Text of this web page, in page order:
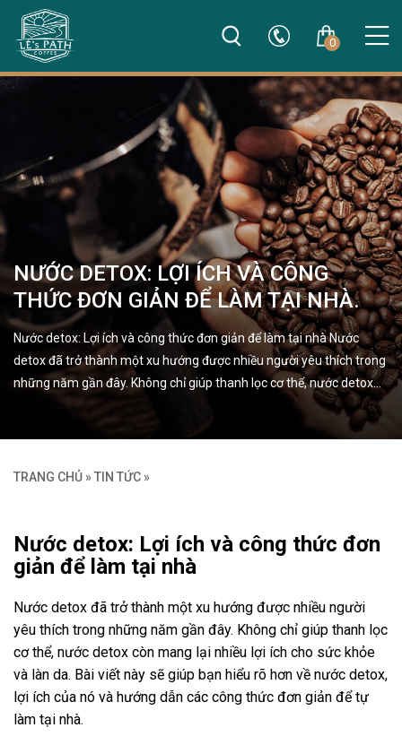
0
NƯỚC DETOX: LỢI ÍCH VÀ CÔNG
THỨC ĐƠN GIẢN ĐỂ LÀM TẠI NHÀ.
Nước detox: Lợi ích và công thức đơn giản để làm tại nhà Nước
detox đã trở thành một xu hướng được nhiều người yêu thích trong
những năm gần đây. Không chỉ giúp thanh lọc cơ thể, nước detox…
TRANG CHỦ » TIN TỨC »
Nước detox: Lợi ích và công thức đơn
giản để làm tại nhà
Nước detox đã trở thành một xu hướng được nhiều người
yêu thích trong những năm gần đây. Không chỉ giúp thanh lọc
cơ thể, nước detox còn mang lại nhiều lợi ích cho sức khỏe
và làn da. Bài viết này sẽ giúp bạn hiểu rõ hơn về nước detox,
lợi ích của nó và hướng dẫn các công thức đơn giản để tự
làm tại nhà.